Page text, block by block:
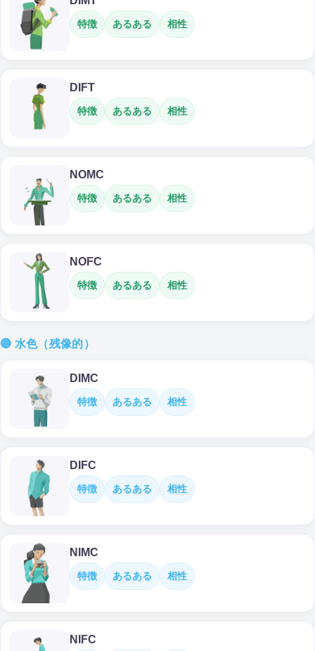
特徴 あるある 相性
DIFT
特徴 あるある 相性
NOMC
特徴 あるある 相性
NOFC
特徴 あるある 相性
🔵 水色（残像的）
DIMC
特徴 あるある 相性
DIFC
特徴 あるある 相性
NIMC
特徴 あるある 相性
NIFC